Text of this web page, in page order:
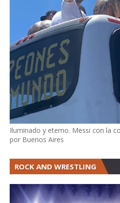
Iluminado y eterno. Messi con la
por Buenos Aires
ROCK AND WRESTLING